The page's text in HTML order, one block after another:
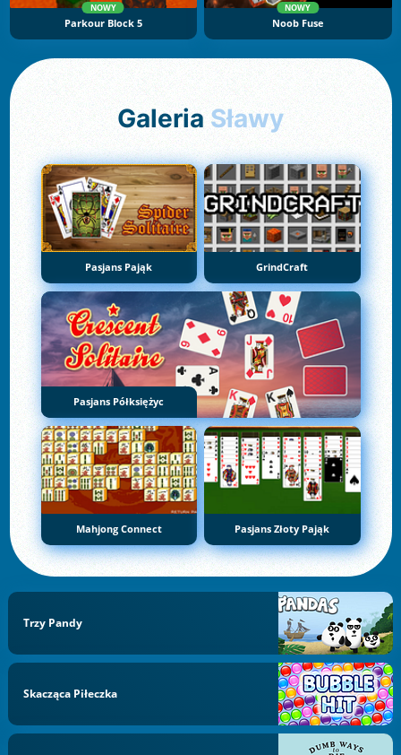
NOWY
Parkour Block 5
NOWY
Noob Fuse
Galeria Sławy
Pasjans Pająk GrindCraft
Pasjans Półksiężyc
Mahjong Connect Pasjans Złoty Pająk
Trzy Pandy
Skacząca Piłeczka